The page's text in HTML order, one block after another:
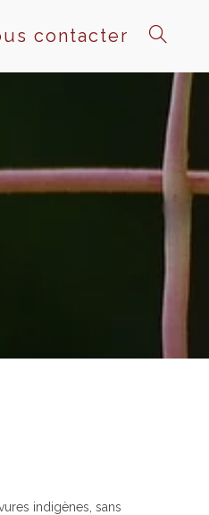
contacter toggle
website
search
indigènes, sans